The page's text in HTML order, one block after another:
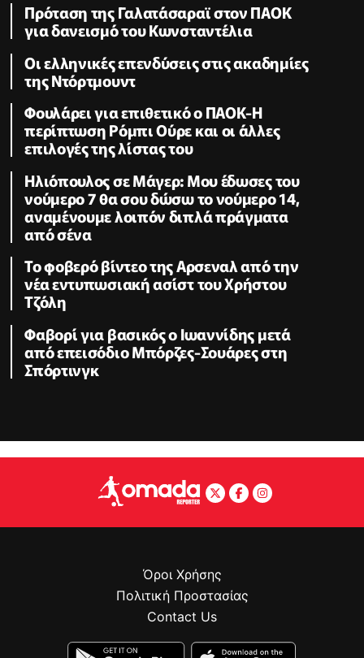
Πρόταση της Γαλατάσαραϊ στον ΠΑΟΚ
για δανεισμό του Κωνσταντέλια
Οι ελληνικές επενδύσεις στις ακαδημίες
της Ντόρτμουντ
Φουλάρει για επιθετικό ο ΠΑΟΚ-Η
περίπτωση Ρόμπι Ούρε και οι άλλες
επιλογές της λίστας του
Ηλιόπουλος σε Μάγερ: Μου έδωσες του
νούμερο 7 θα σου δώσω το νούμερο 14,
αναμένουμε λοιπόν διπλά πράγματα
από σένα
Το φοβερό βίντεο της Αρσεναλ από την
νέα εντυπωσιακή ασίστ του Χρήστου
Τζόλη
Φαβορί για βασικός ο Ιωαννίδης μετά
από επεισόδιο Μπόρζες-Σουάρες στη
Σπόρτινγκ
Όροι Χρήσης
Πολιτική Προστασίας
Contact Us